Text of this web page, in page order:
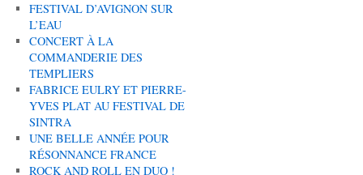
FESTIVAL D’AVIGNON SUR
L’EAU
CONCERT À LA
COMMANDERIE DES
TEMPLIERS
FABRICE EULRY ET PIERRE-
YVES PLAT AU FESTIVAL DE
SINTRA
UNE BELLE ANNÉE POUR
RÉSONNANCE FRANCE
ROCK AND ROLL EN DUO !